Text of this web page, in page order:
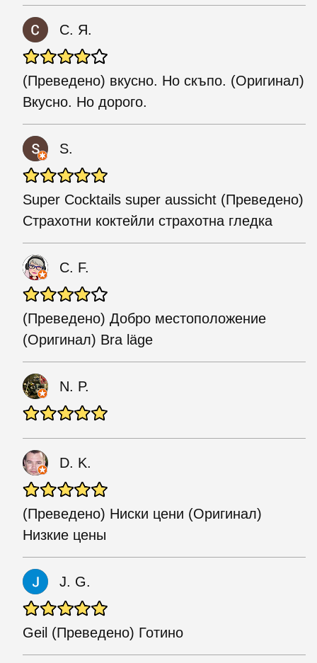
С. Я.
(Преведено) вкусно. Но скъпо. (Оригинал)
Вкусно. Но дорого.
S.
Super Cocktails super aussicht (Преведено)
Страхотни коктейли страхотна гледка
C. F.
(Преведено) Добро местоположение
(Оригинал) Bra läge
N. P.
D. K.
(Преведено) Ниски цени (Оригинал)
Низкие цены
J. G.
Geil (Преведено) Готино